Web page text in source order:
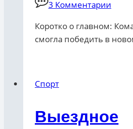
3 Комментарии
Коротко о главном:
смогла победить в
Спорт
Выездное